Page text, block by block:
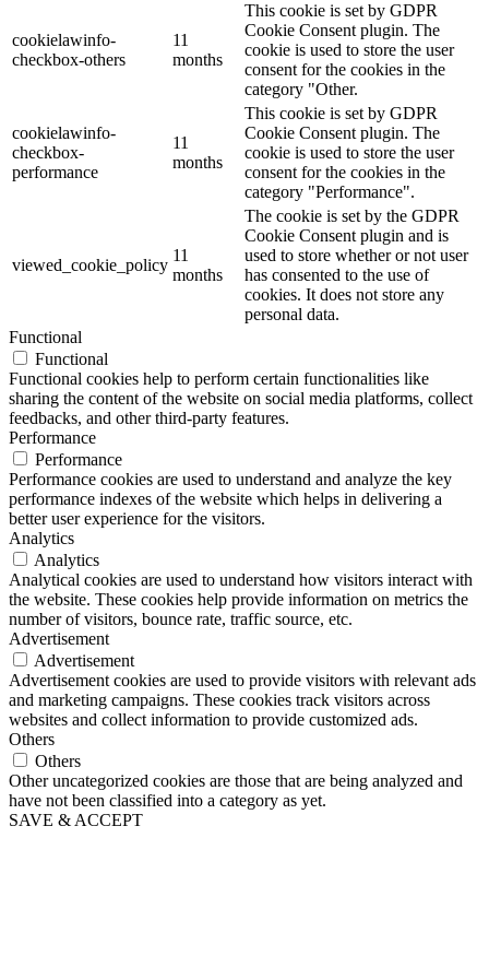
cookielawinfo-
checkbox-others
11
months
This cookie is set by GDPR
Cookie Consent plugin. The
cookie is used to store the user
consent for the cookies in the
category "Other.
cookielawinfo-
checkbox-
performance
11
months
This cookie is set by GDPR
Cookie Consent plugin. The
cookie is used to store the user
consent for the cookies in the
category "Performance".
viewed_cookie_policy
11
months
The cookie is set by the GDPR
Cookie Consent plugin and is
used to store whether or not user
has consented to the use of
cookies. It does not store any
personal data.
Functional
Functional
Functional cookies help to perform certain functionalities like
sharing the content of the website on social media platforms, collect
feedbacks, and other third-party features.
Performance
Performance
Performance cookies are used to understand and analyze the key
performance indexes of the website which helps in delivering a
better user experience for the visitors.
Analytics
Analytics
Analytical cookies are used to understand how visitors interact with
the website. These cookies help provide information on metrics the
number of visitors, bounce rate, traffic source, etc.
Advertisement
Advertisement
Advertisement cookies are used to provide visitors with relevant ads
and marketing campaigns. These cookies track visitors across
websites and collect information to provide customized ads.
Others
Others
Other uncategorized cookies are those that are being analyzed and
have not been classified into a category as yet.
SAVE & ACCEPT